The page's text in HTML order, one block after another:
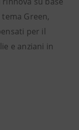
Green,
per il
e anziani in